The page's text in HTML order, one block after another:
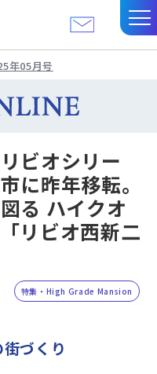
年05月号
ビオシリー
に昨年移転。
る ハイクオ
リビオ西新二
特集・High Grade Mansion
づくり